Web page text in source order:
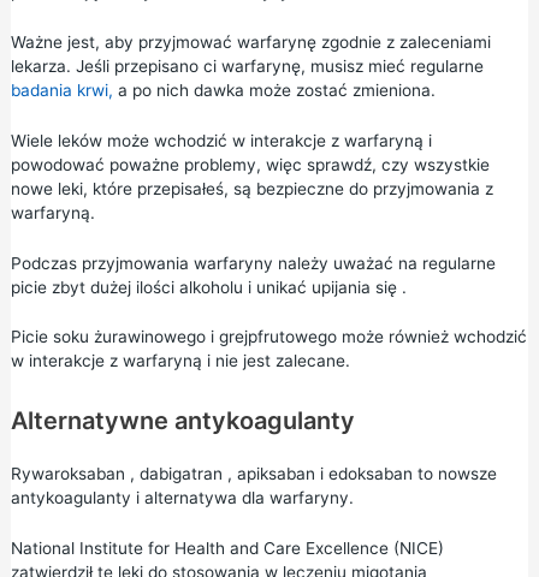
Ważne jest, aby przyjmować warfarynę zgodnie z zaleceniami
lekarza. Jeśli przepisano ci warfarynę, musisz mieć regularne
badania krwi, a po nich dawka może zostać zmieniona.
Wiele leków może wchodzić w interakcje z warfaryną i
powodować poważne problemy, więc sprawdź, czy wszystkie
nowe leki, które przepisałeś, są bezpieczne do przyjmowania z
warfaryną.
Podczas przyjmowania warfaryny należy uważać na regularne
picie zbyt dużej ilości alkoholu i unikać upijania się.
Picie soku żurawinowego i grejpfrutowego może również wchodzić
w interakcje z warfaryną i nie jest zalecane.
Alternatywne antykoagulanty
Rywaroksaban , dabigatran , apiksaban i edoksaban to nowsze
antykoagulanty i alternatywa dla warfaryny.
National Institute for Health and Care Excellence (NICE)
zatwierdził te leki do stosowania w leczeniu migotania